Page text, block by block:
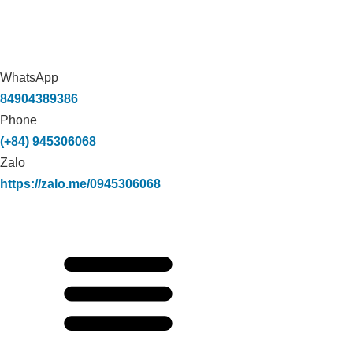
CÔNG NGHỆ CARBON HỮU CƠ XỬ
LÝ TRIỆT ĐỂ MÙI HÔI TRONG CHĂN
TĨNH
WhatsApp
84904389386
Phone
(+84) 945306068
Zalo
https://zalo.me/0945306068